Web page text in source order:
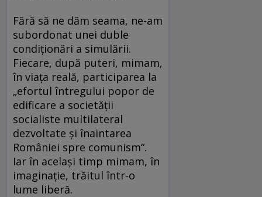
Fără să ne dăm seama, ne-am
subordonat unei duble
condiţionări a simulării.
Fiecare, după puteri, mimam,
în viaţa reală, participarea la
„efortul întregului popor de
edificare a societăţii
socialiste multilateral
dezvoltate şi înaintarea
României spre comunism“.
Iar în acelaşi timp mimam, în
imaginaţie, trăitul într-o
lume liberă.